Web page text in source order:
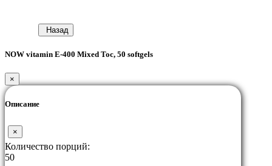
Назад
NOW vitamin E-400 Mixed Toc, 50 softgels
×
Описание
×
Количество порций:
50